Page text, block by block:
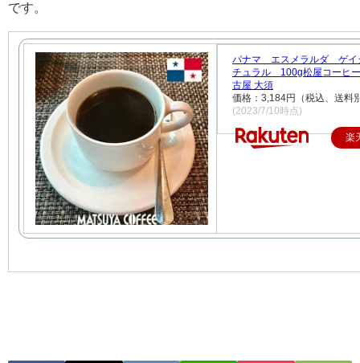
です。
パナマ エスメラルダ ゲ
チュラル 100g松屋コーヒ
古屋 大須
価格：3,184円（税込、送料
(2023/7/10時点)
楽